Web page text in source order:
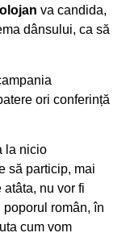
va candida,
dânsului, ca să
ori conferință
la nicio
să particip, mai
nu vor fi
român, în
cum vom